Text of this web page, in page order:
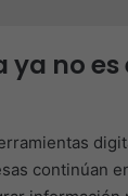
ya no es
continúan